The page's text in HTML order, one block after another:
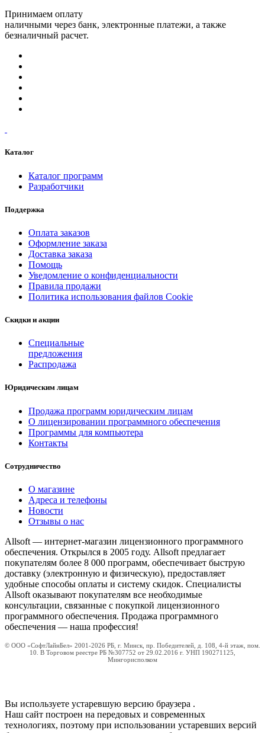
Принимаем оплату
наличными через банк, электронные платежи, а также
безналичный расчет.
Каталог
Каталог программ
Разработчики
Поддержка
Оплата заказов
Оформление заказа
Доставка заказа
Помощь
Уведомление о конфиденциальности
Правила продажи
Политика использования файлов Cookie
Скидки и акции
Специальные
предложения
Распродажа
Юридическим лицам
Продажа программ юридическим лицам
О лицензировании программного обеспечения
Программы для компьютера
Контакты
Сотрудничество
О магазине
Адреса и телефоны
Новости
Отзывы о нас
Allsoft — интернет-магазин лицензионного программного
обеспечения. Открылся в 2005 году. Allsoft предлагает
покупателям более 8 000 программ, обеспечивает быструю
доставку (электронную и физическую), предоставляет
удобные способы оплаты и систему скидок. Специалисты
Allsoft оказывают покупателям все необходимые
консультации, связанные с покупкой лицензионного
программного обеспечения. Продажа программного
обеспечения — наша профессия!
© ООО «СофтЛайнБел» 2001-2026 РБ, г. Минск, пр. Победителей, д. 108, 4-й этаж, пом.
10. В Торговом реестре РБ №307752 от 29.02.2016 г. УНП 190271125,
Мингорисполком
Вы используете устаревшую версию браузера .
Наш сайт построен на передовых и современных
технологиях, поэтому при использовании устаревших версий